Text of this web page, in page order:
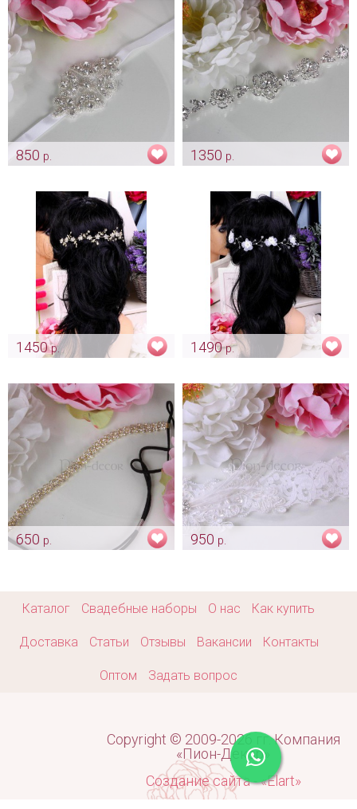
Арт: diad_0132
850 р.
Арт: diad_0271
1350 р.
Арт: diad_0273
1450р.
1490р.
650 р.
950 р.
Каталог Свадебные наборы О нас Как купить
Доставка Статьи Отзывы Вакансии Контакты
Оптом Задать вопрос
Copyright © 2009-2026 гг. Компания
«Пион-Декор»
Создание сайта - «Elart»